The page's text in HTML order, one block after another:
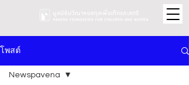
โพสต์
Newspavena